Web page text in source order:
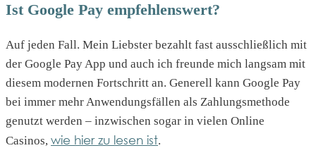
Ist Google Pay empfehlenswert?
Auf jeden Fall. Mein Liebster bezahlt fast ausschließlich mit
der Google Pay App und auch ich freunde mich langsam mit
diesem modernen Fortschritt an. Generell kann Google Pay
bei immer mehr Anwendungsfällen als Zahlungsmethode
genutzt werden – inzwischen sogar in vielen Online
Casinos, wie hier zu lesen ist.